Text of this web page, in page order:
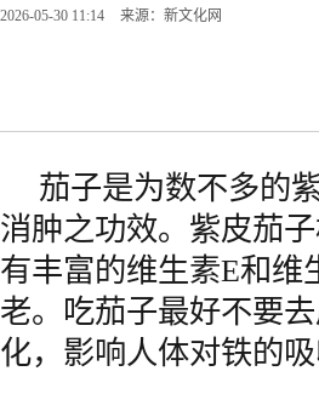
2026-05-30 11:14 来源：新文化网
茄子是为数不多的
消肿之功效。紫皮茄
有丰富的维生素E和维
老。吃茄子最好不要
化，影响人体对铁的吸